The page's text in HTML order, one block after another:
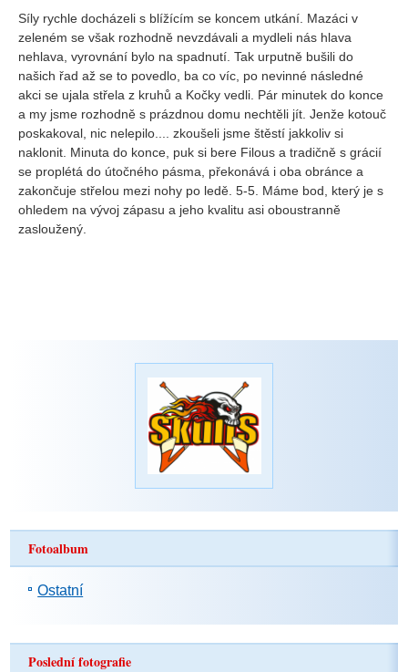
Síly rychle docházeli s blížícím se koncem utkání. Mazáci v
zeleném se však rozhodně nevzdávali a mydleli nás hlava
nehlava, vyrovnání bylo na spadnutí. Tak urputně bušili do
našich řad až se to povedlo, ba co víc, po nevinné následné
akci se ujala střela z kruhů a Kočky vedli. Pár minutek do konce
a my jsme rozhodně s prázdnou domu nechtěli jít. Jenže kotouč
poskakoval, nic nelepilo.... zkoušeli jsme štěstí jakkoliv si
naklonit. Minuta do konce, puk si bere Filous a tradičně s grácií
se proplétá do útočného pásma, překonává i oba obránce a
zakončuje střelou mezi nohy po ledě. 5-5. Máme bod, který je s
ohledem na vývoj zápasu a jeho kvalitu asi oboustranně
zasloužený.
Fotoalbum
Ostatní
Poslední fotografie